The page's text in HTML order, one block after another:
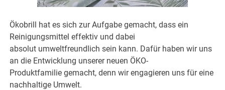
Ökobrill hat es sich zur Aufgabe gemacht, dass ein
Reinigungsmittel effektiv und dabei
absolut umweltfreundlich sein kann. Dafür haben wir uns
an die Entwicklung unserer neuen ÖKO-
Produktfamilie gemacht, denn wir engagieren uns für eine
nachhaltige Umwelt.